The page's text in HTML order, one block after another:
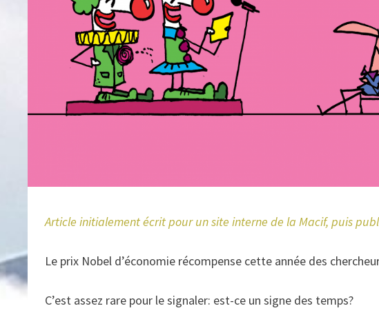
Article initialement écrit pour un site interne de la Macif, puis
Le prix Nobel d’économie récompense cette année des
C’est assez rare pour le signaler: est-ce un signe des temps?